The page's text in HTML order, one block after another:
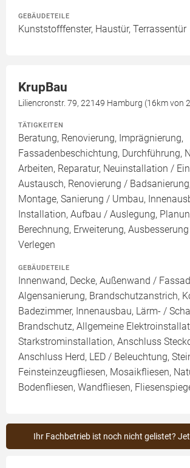
GEBÄUDETEILE
Kunststofffenster, Haustür, Terrassentür
KrupBau
Liliencronstr. 79, 22149 Hamburg (16km von
TÄTIGKEITEN
Beratung, Renovierung, Imprägnierung,
Fassadenbeschichtung, Durchführung,
Arbeiten, Reparatur, Neuinstallation /
Austausch, Renovierung /
Montage, Sanierung / Umbau,
Installation, Aufbau / Auslegung,
Berechnung, Erweiterung,
Verlegen
GEBÄUDETEILE
Innenwand, Decke, Außenwand /
Algensanierung, Brandschutzanstrich,
Badezimmer, Innenausbau, Lärm- /
Brandschutz, Allgemeine
Starkstrominstallation, Anschluss
Anschluss Herd, LED / Beleuchtung,
Feinsteinzeugfliesen, Mosaikfliesen,
Bodenfliesen, Wandfliesen,
Ihr Fachbetrieb ist noch nicht gelistet?